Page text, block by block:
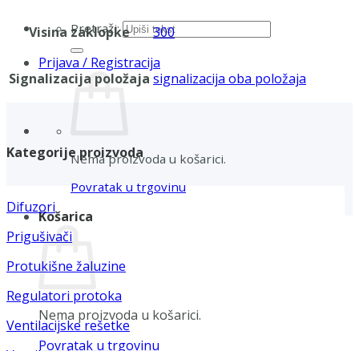
Pretraži:
Prijava / Registracija
Nema proizvoda u košarici.
Povratak u trgovinu
Košarica
Nema proizvoda u košarici.
Povratak u trgovinu
Visina zaklopke 300
Signalizacija položaja signalizacija oba položaja
Kategorije proizvoda
Difuzori
Prigušivači
Protukišne žaluzine
Regulatori protoka
Ventilacijske rešetke